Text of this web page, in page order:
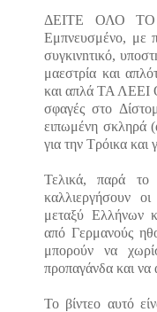
ΔΕΙΤΕ ΟΛΟ ΤΟ
Εμπνευσμένο, με
συγκινnτικό,
μαεστρία και
και απλά ΤΑ ΛΕΕΙ
σφαγές στο
ειπωμένη σκληρά
για την Τρόικα και
Τελικά, παρά το
καλλιεργήσουν
μεταξύ Ελλήνων
από Γερμανούς
μπορούν να
προπαγάνδα και να
Το βίντεο αυτό